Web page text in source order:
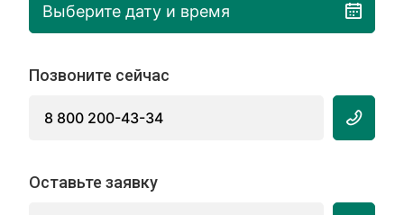
Выберите дату и время
Позвоните сейчас
8 800 200-43-34
Оставьте заявку